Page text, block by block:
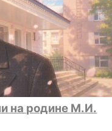
на родине М.И.